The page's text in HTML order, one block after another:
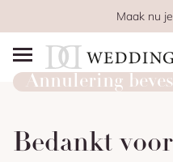
Maak nu je
Annulering
Bedankt